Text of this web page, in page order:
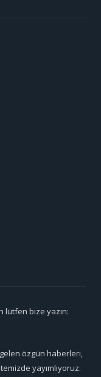
lütfen bize yazın:
özgün haberleri,
yayımlıyoruz.